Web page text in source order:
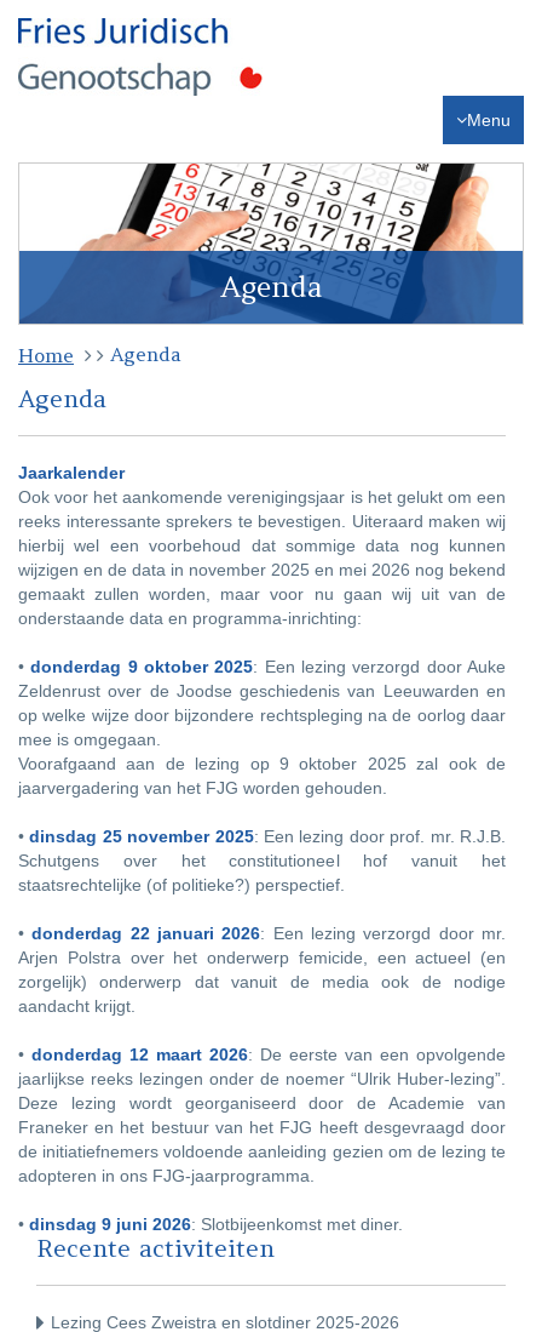
Menu
Agenda
Home Agenda
Agenda
Jaarkalender
Ook voor het aankomende verenigingsjaar is het gelukt om een
reeks interessante sprekers te bevestigen. Uiteraard maken wij
hierbij wel een voorbehoud dat sommige data nog kunnen
wijzigen en de data in november 2025 en mei 2026 nog bekend
gemaakt zullen worden, maar voor nu gaan wij uit van de
onderstaande data en programma-inrichting:
•donderdag 9 oktober 2025: Een lezing verzorgd door Auke
Zeldenrust over de Joodse geschiedenis van Leeuwarden en
op welke wijze door bijzondere rechtspleging na de oorlog daar
mee is omgegaan.
Voorafgaand aan de lezing op 9 oktober 2025 zal ook de
jaarvergadering van het FJG worden gehouden.
• dinsdag 25 november 2025: Een lezing door prof. mr. R.J.B.
Schutgens over het constitutioneel hof vanuit het
staatsrechtelijke (of politieke?) perspectief.
•donderdag 22 januari 2026: Een lezing verzorgd door mr.
Arjen Polstra over het onderwerp femicide, een actueel (en
zorgelijk) onderwerp dat vanuit de media ook de nodige
aandacht krijgt.
• donderdag 12 maart 2026: De eerste van een opvolgende
jaarlijkse reeks lezingen onder de noemer “Ulrik Huber-lezing”.
Deze lezing wordt georganiseerd door de Academie van
Franeker en het bestuur van het FJG heeft desgevraagd door
de initiatiefnemers voldoende aanleiding gezien om de lezing te
adopteren in ons FJG-jaarprogramma.
• dinsdag 9 juni 2026: Slotbijeenkomst met diner.
Recente activiteiten
Lezing Cees Zweistra en slotdiner 2025-2026